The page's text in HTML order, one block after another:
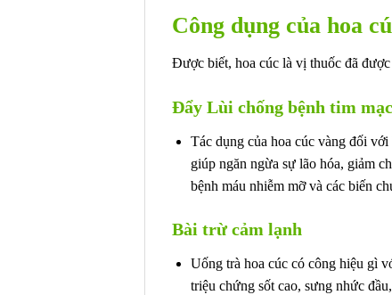
Công dụng của hoa
Được biết, hoa cúc là vị thuốc đã
Đẩy Lùi chống bệnh tim
Tác dụng của hoa cúc vàng đối
giúp ngăn ngừa sự lão hóa, giảm
bệnh máu nhiễm mỡ và các biến
Bài trừ cảm lạnh
Uống trà hoa cúc có công hiệu gì
triệu chứng sốt cao, sưng nhức